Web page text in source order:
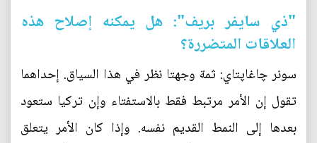
"ذي سايفر بريف": هل يمكنه إصلاح هذه
العلاقات المتضررة؟
سونر چاغاپتاي: ثمة وجهتا نظر في هذا السياق. إحداهما
تقول إن الأمر مرتبط فقط بالاستفتاء وإن تركيا ستعود
بعدها إلى النمط القديم نفسه. وإذا كان الأمر يتعلق